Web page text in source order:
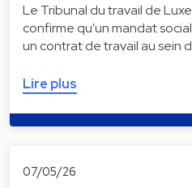
Le Tribunal du travail de
confirme qu'un mandat
un contrat de travail au sein
Lire plus
07/05/26